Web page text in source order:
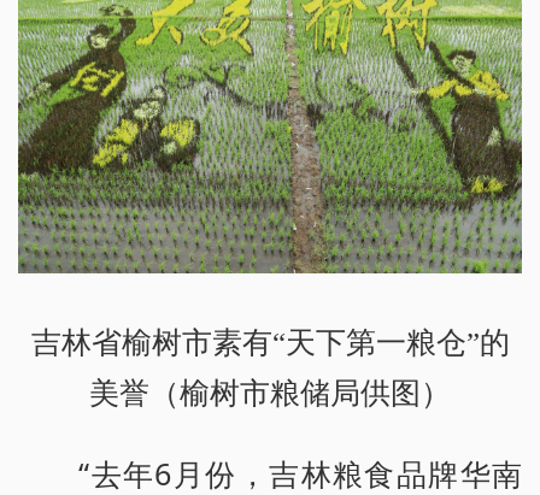
吉林省榆树市素有“天下第一粮仓”的
美誉（榆树市粮储局供图）
“去年6月份，吉林粮食品牌华南